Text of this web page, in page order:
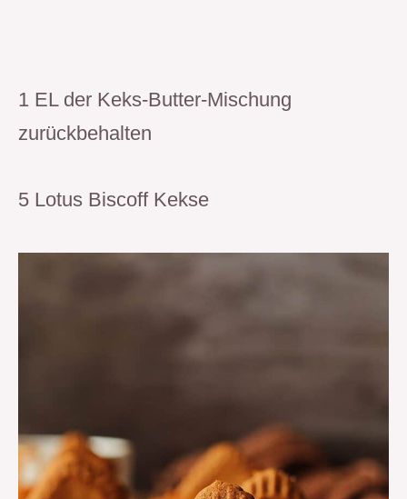
1 EL der Keks-Butter-Mischung
zurückbehalten
5 Lotus Biscoff Kekse